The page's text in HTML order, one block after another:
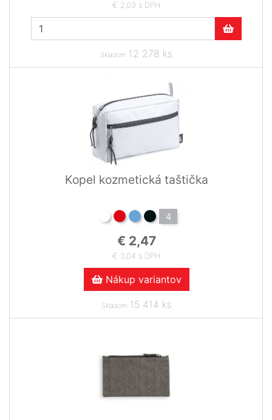
€ 2,03 s DPH
Skladom 12 278 ks
Kopel kozmetická taštička
4
€ 2,47
€ 3,04 s DPH
Nákup variantov
Skladom15 414 ks